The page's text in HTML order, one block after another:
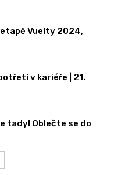
Vuelty 2024,
v kariéře | 21.
tady! Oblečte se do